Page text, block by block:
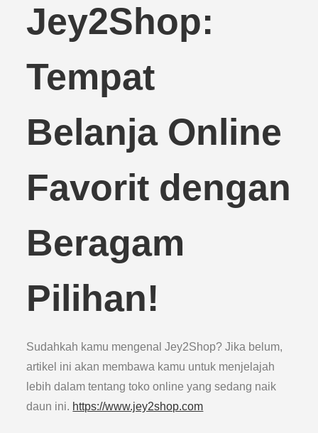
Jey2Shop:
Tempat
Belanja Online
Favorit dengan
Beragam
Pilihan!
Sudahkah kamu mengenal Jey2Shop? Jika belum,
artikel ini akan membawa kamu untuk menjelajah
lebih dalam tentang toko online yang sedang naik
daun ini. https://www.jey2shop.com